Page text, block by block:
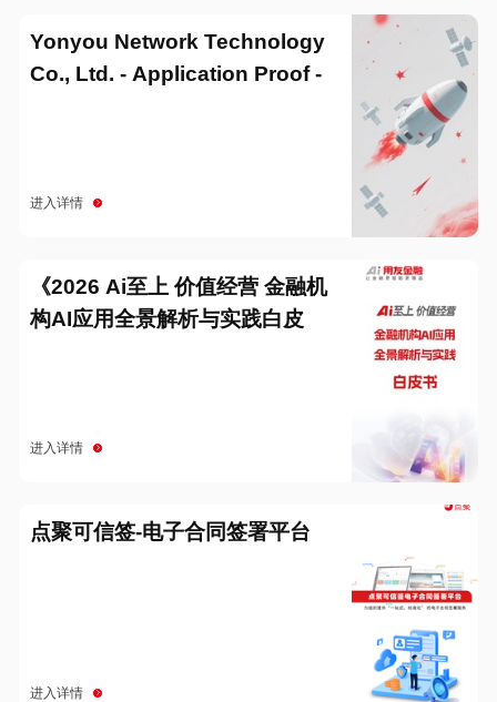
Yonyou Network Technology
Co., Ltd. - Application Proof -
进入详情
《2026 Ai至上 价值经营 金融机
构AI应用全景解析与实践白皮
进入详情
点聚可信签-电子合同签署平台
进入详情